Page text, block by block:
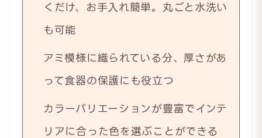
くだけ、お手入れ簡単。丸ごと水洗い
も可能
アミ模様に織られている分、厚さがあ
って食器の保護にも役立つ
カラーバリエーションが豊富でインテ
リアに合った色を選ぶことができる